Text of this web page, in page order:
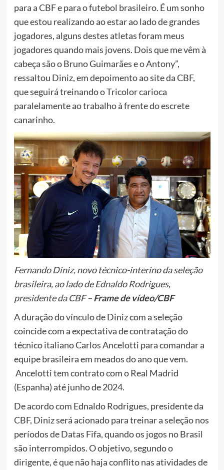
para a CBF e para o futebol brasileiro. É um sonho
que estou realizando ao estar ao lado de grandes
jogadores, alguns destes atletas foram meus
jogadores quando mais jovens. Dois que me vêm à
cabeça são o Bruno Guimarães e o Antony”,
ressaltou Diniz, em depoimento ao site da CBF,
que seguirá treinando o Tricolor carioca
paralelamente ao trabalho à frente do escrete
canarinho.
Fernando Diniz, novo técnico-interino da seleção
brasileira, ao lado de Ednaldo Rodrigues,
presidente da CBF –Frame de vídeo/CBF
A duração do vínculo de Diniz com a seleção
coincide com a expectativa de contratação do
técnico italiano Carlos Ancelotti para comandar a
equipe brasileira em meados do ano que vem.
Ancelotti tem contrato com o Real Madrid
(Espanha) até junho de 2024.
De acordo com Ednaldo Rodrigues, presidente da
CBF, Diniz será acionado para treinar a seleção nos
períodos de Datas Fifa, quando os jogos no Brasil
são interrompidos. O objetivo, segundo o
dirigente, é que não haja conflito nas atividades de